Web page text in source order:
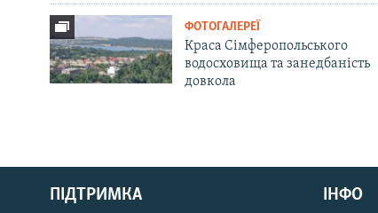
Русский
Qırımtatar
ФОТОГАЛЕРЕЇ
Краса Сімферопольського
водосховища та занедбаність
довкола
ПІДТРИМКА ІНФО